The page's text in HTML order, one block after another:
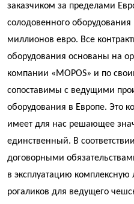
заказчиком за пределами
солодовенного
миллионов евро. Все
оборудования основаны на
компании «MOPOS» и по
сопоставимы с ведущими
оборудования в Европе. Это
имеет для нас решающее
единственный. В
договорными
в эксплуатацию
рогаликов для ведущего